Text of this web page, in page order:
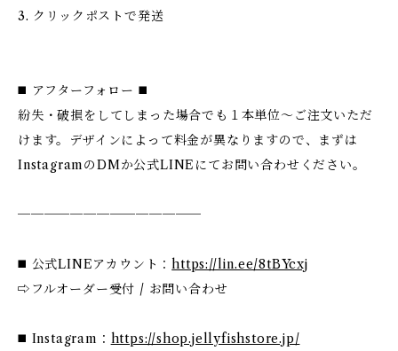
3. クリックポストで発送
◼️ アフターフォロー ◼️
紛失・破損をしてしまった場合でも１本単位～ご注文いただ
けます。デザインによって料金が異なりますので、まずは
InstagramのDMか公式LINEにてお問い合わせください。
──────────────
◼️ 公式LINEアカウント：https://lin.ee/8tBYcxj
⇨フルオーダー受付 / お問い合わせ
◼️ Instagram： https://shop.jellyfishstore.jp/